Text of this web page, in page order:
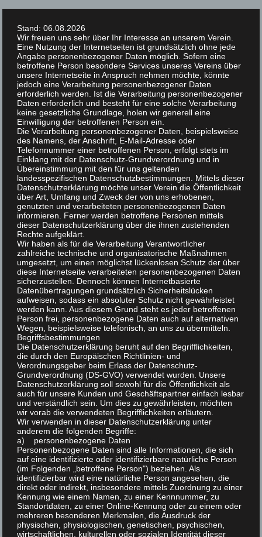
Springe
zum
Inhalt
MENÜ
gezüchtete Rassen
Zgm Becker
Farbenzwerge Marderfarbig
Appenzeller Spitzhauben
Altsteierer
Zwergenten blau-wildfarbig / silber-wildfarbig
Ziervögel
Zgm Deutsch Hofmann
Zwergwidder wildfarbig
Zwerg Sundheimer
Zwergenten blau-gelb / weiß / wildfarbig
Sören Stein
Kleinsilber hell
Arabische Trommeltauben weiß
Stand: 06.08.2026
Wir freuen uns sehr über Ihr Interesse an unserem Verein.
Eine Nutzung der Internetseiten ist grundsätzlich ohne jede
Angabe personenbezogener Daten möglich. Sofern eine
betroffene Person besondere Services unseres Vereins über
unsere Internetseite in Anspruch nehmen möchte, könnte
jedoch eine Verarbeitung personenbezogener Daten
erforderlich werden. Ist die Verarbeitung personenbezogener
Daten erforderlich und besteht für eine solche Verarbeitung
keine gesetzliche Grundlage, holen wir generell eine
Einwilligung der betroffenen Person ein.
Die Verarbeitung personenbezogener Daten, beispielsweise
des Namens, der Anschrift, E-Mail-Adresse oder
Telefonnummer einer betroffenen Person, erfolgt stets im
Einklang mit der Datenschutz-Grundverordnung und in
Übereinstimmung mit den für uns geltenden
landesspezifischen Datenschutzbestimmungen. Mittels dieser
Datenschutzerklärung möchte unser Verein die Öffentlichkeit
über Art, Umfang und Zweck der von uns erhobenen,
genutzten und verarbeiteten personenbezogenen Daten
informieren. Ferner werden betroffene Personen mittels
dieser Datenschutzerklärung über die ihnen zustehenden
Rechte aufgeklärt.
Wir haben als für die Verarbeitung Verantwortlicher
zahlreiche technische und organisatorische Maßnahmen
umgesetzt, um einen möglichst lückenlosen Schutz der über
diese Internetseite verarbeiteten personenbezogenen Daten
sicherzustellen. Dennoch können Internetbasierte
Datenübertragungen grundsätzlich Sicherheitslücken
aufweisen, sodass ein absoluter Schutz nicht gewährleistet
werden kann. Aus diesem Grund steht es jeder betroffenen
Person frei, personenbezogene Daten auch auf alternativen
Wegen, beispielsweise telefonisch, an uns zu übermitteln.
Begriffsbestimmungen
Die Datenschutzerklärung beruht auf den Begrifflichkeiten,
die durch den Europäischen Richtlinien- und
Verordnungsgeber beim Erlass der Datenschutz-
Grundverordnung (DS-GVO) verwendet wurden. Unsere
Datenschutzerklärung soll sowohl für die Öffentlichkeit als
auch für unsere Kunden und Geschäftspartner einfach lesbar
und verständlich sein. Um dies zu gewährleisten, möchten
wir vorab die verwendeten Begrifflichkeiten erläutern.
Wir verwenden in dieser Datenschutzerklärung unter
anderem die folgenden Begriffe:
a) personenbezogene Daten
Personenbezogene Daten sind alle Informationen, die sich
auf eine identifizierte oder identifizierbare natürliche Person
(im Folgenden „betroffene Person") beziehen. Als
identifizierbar wird eine natürliche Person angesehen, die
direkt oder indirekt, insbesondere mittels Zuordnung zu einer
Kennung wie einem Namen, zu einer Kennnummer, zu
Standortdaten, zu einer Online-Kennung oder zu einem oder
mehreren besonderen Merkmalen, die Ausdruck der
physischen, physiologischen, genetischen, psychischen,
wirtschaftlichen, kulturellen oder sozialen Identität dieser